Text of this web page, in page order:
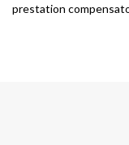
prestation